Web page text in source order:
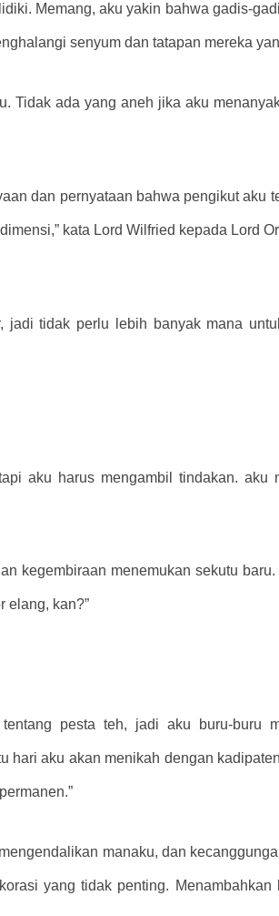
Memang, aku yakin bahwa gadis-
senyum dan tatapan mereka
Tidak ada yang aneh jika aku
dan pernyataan bahwa pengikut aku
kata Lord Wilfried kepada Lord
tidak perlu lebih banyak mana
aku harus mengambil tindakan. aku
kegembiraan menemukan sekutu baru.
elang, kan?”
pesta teh, jadi aku buru-buru
hari aku akan menikah dengan
manaku, dan
yang tidak penting. Menambahkan